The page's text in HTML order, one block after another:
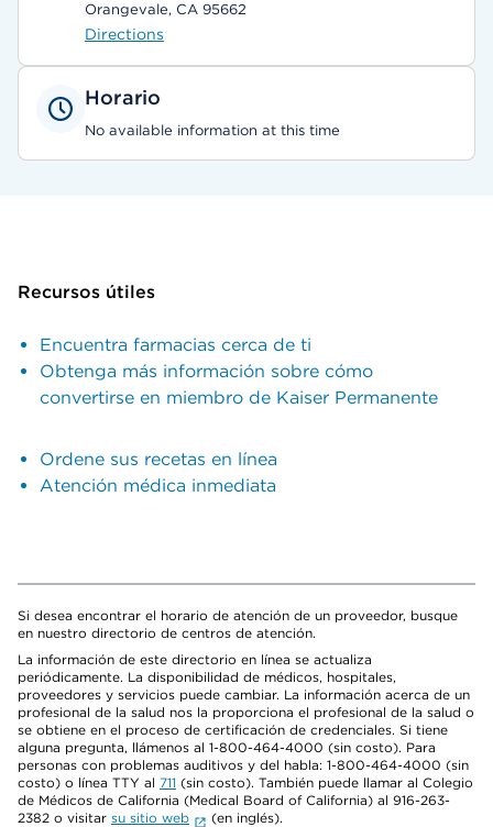
Orangevale, CA 95662
Directions
Horario
No available information at this time
Recursos útiles
Encuentra farmacias cerca de ti
Obtenga más información sobre cómo
convertirse en miembro de Kaiser Permanente
Ordene sus recetas en línea
Atención médica inmediata
Si desea encontrar el horario de atención de un proveedor, busque
en nuestro directorio de centros de atención.
La información de este directorio en línea se actualiza
periódicamente. La disponibilidad de médicos, hospitales,
proveedores y servicios puede cambiar. La información acerca de un
profesional de la salud nos la proporciona el profesional de la salud o
se obtiene en el proceso de certificación de credenciales. Si tiene
alguna pregunta, llámenos al 1-800-464-4000 (sin costo). Para
personas con problemas auditivos y del habla: 1-800-464-4000 (sin
costo) o línea TTY al 711 (sin costo). También puede llamar al Colegio
de Médicos de California (Medical Board of California) al 916-263-
2382 o visitar su sitio web
(en inglés).